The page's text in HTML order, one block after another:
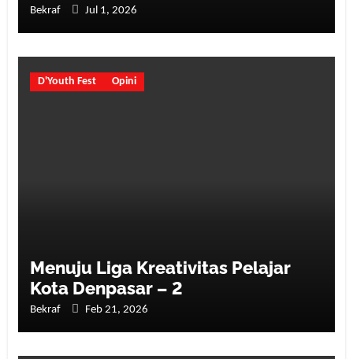
Bekraf Jul 1, 2026
D'Youth Fest Opini
Menuju Liga Kreativitas Pelajar
Kota Denpasar – 2
Bekraf Feb 21, 2026